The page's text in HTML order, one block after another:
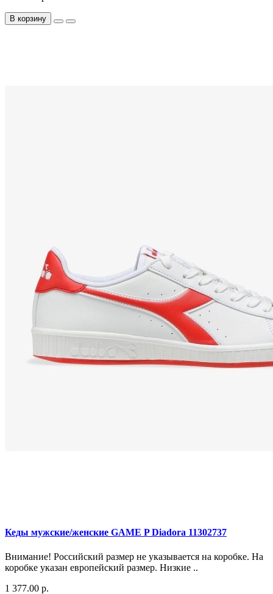
В корзину
Кеды мужские/женские GAME P Diadora 11302737
Внимание! Российский размер не указывается на коробке. На
коробке указан европейский размер. Низкие ..
1 377.00 р.